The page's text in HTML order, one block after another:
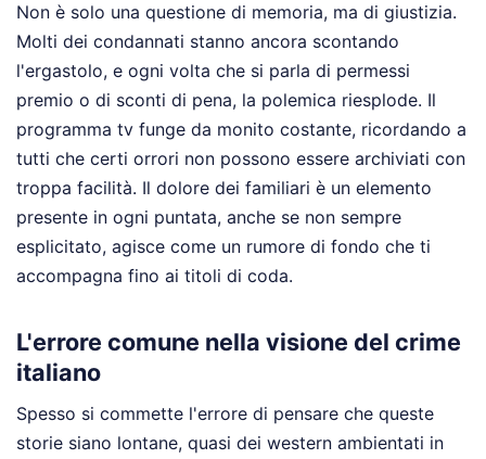
Non è solo una questione di memoria, ma di giustizia.
Molti dei condannati stanno ancora scontando
l'ergastolo, e ogni volta che si parla di permessi
premio o di sconti di pena, la polemica riesplode. Il
programma tv funge da monito costante, ricordando a
tutti che certi orrori non possono essere archiviati con
troppa facilità. Il dolore dei familiari è un elemento
presente in ogni puntata, anche se non sempre
esplicitato, agisce come un rumore di fondo che ti
accompagna fino ai titoli di coda.
L'errore comune nella visione del crime
italiano
Spesso si commette l'errore di pensare che queste
storie siano lontane, quasi dei western ambientati in